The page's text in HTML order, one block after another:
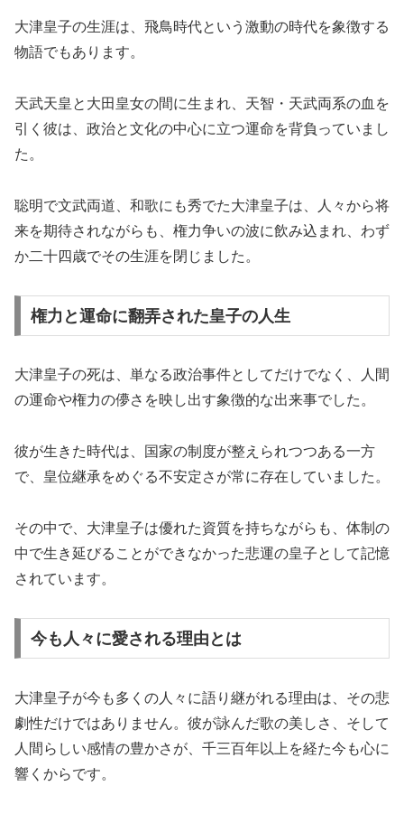
大津皇子の生涯は、飛鳥時代という激動の時代を象徴する
物語でもあります。
天武天皇と大田皇女の間に生まれ、天智・天武両系の血を
引く彼は、政治と文化の中心に立つ運命を背負っていまし
た。
聡明で文武両道、和歌にも秀でた大津皇子は、人々から将
来を期待されながらも、権力争いの波に飲み込まれ、わず
か二十四歳でその生涯を閉じました。
権力と運命に翻弄された皇子の人生
大津皇子の死は、単なる政治事件としてだけでなく、人間
の運命や権力の儚さを映し出す象徴的な出来事でした。
彼が生きた時代は、国家の制度が整えられつつある一方
で、皇位継承をめぐる不安定さが常に存在していました。
その中で、大津皇子は優れた資質を持ちながらも、体制の
中で生き延びることができなかった悲運の皇子として記憶
されています。
今も人々に愛される理由とは
大津皇子が今も多くの人々に語り継がれる理由は、その悲
劇性だけではありません。彼が詠んだ歌の美しさ、そして
人間らしい感情の豊かさが、千三百年以上を経た今も心に
響くからです。